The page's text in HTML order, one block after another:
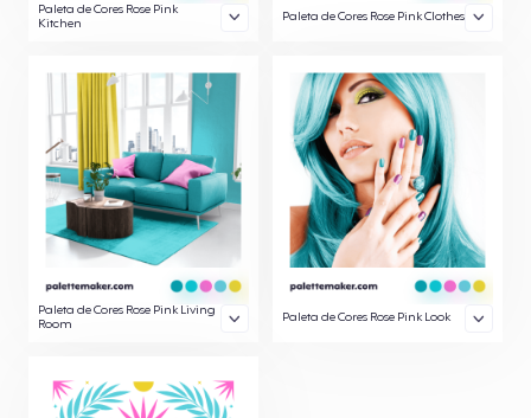
Paleta de Cores Rose Pink
Kitchen
Paleta de Cores Rose Pink Clothes
Paleta de Cores Rose Pink Living
Room
Paleta de Cores Rose Pink Look